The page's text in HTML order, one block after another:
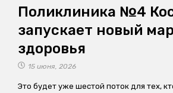
Поликлиника №4
запускает новый
здоровья
15 июня, 2026
Это будет уже шестой поток для тех,